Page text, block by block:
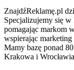
ZnajdźReklamę.pl
Specjalizujemy się
pomagając markom
wspierając
Mamy bazę ponad
Krakowa i